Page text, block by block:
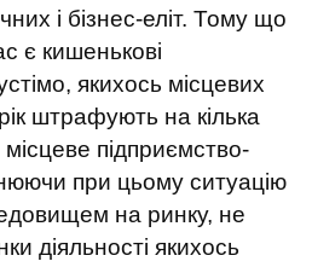
і бізнес-еліт. Тому що
є кишенькові
якихось місцевих
штрафують на кілька
підприємство-
при цьому ситуацію
на ринку, не
діяльності якихось